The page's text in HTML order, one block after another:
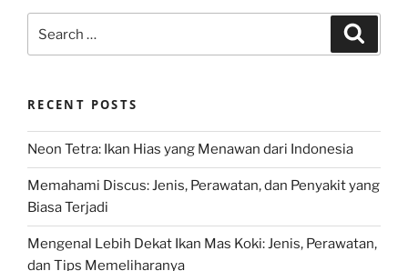
for:
RECENT POSTS
Neon Tetra: Ikan Hias yang Menawan dari Indonesia
Memahami Discus: Jenis, Perawatan, dan Penyakit yang
Biasa Terjadi
Mengenal Lebih Dekat Ikan Mas Koki: Jenis, Perawatan,
dan Tips Memeliharanya